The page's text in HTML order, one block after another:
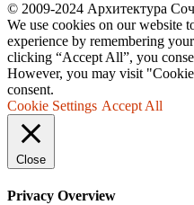
© 2009-2024 Архитектура
We use cookies on our website
experience by remembering
clicking “Accept All”, you
However, you may visit
consent.
Cookie Settings Accept All
Close
Privacy Overview